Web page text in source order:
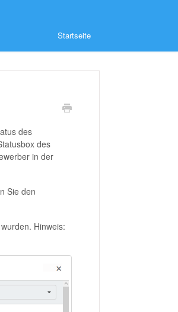
Startseite
des
des
in der
Sie den
Hinweis: